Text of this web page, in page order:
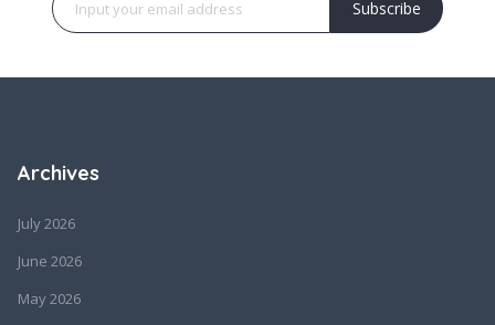
Subscribe
Archives
July 2026
June 2026
May 2026